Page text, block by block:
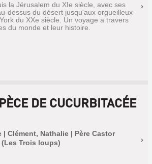
la Jérusalem du XIe siècle, avec ses
dessus du désert jusqu'aux orgueilleux
du XXe siècle. Un voyage a travers
du monde et leur histoire.
DE CUCURBITACÉE
| Clément, Nathalie | Père Castor
(Les Trois loups)